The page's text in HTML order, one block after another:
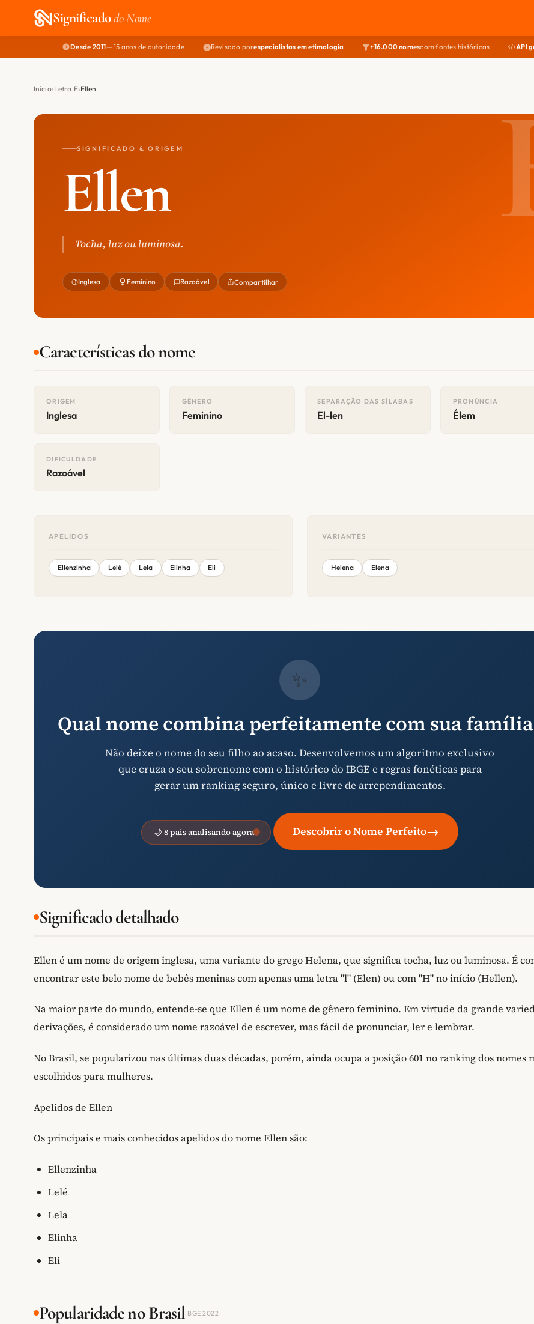
Significadodo Nome
Desde 2011— 15 anos de autoridade Revisado porespecialistas em etimologia +16.000 nomescom fontes históricas API
Início Letra E Ellen
SIGNIFICADO & ORIGEM
Ellen
Tocha, luz ou luminosa.
Inglesa Feminino Razoável Compartilhar
Características do nome
ORIGEM
Inglesa
GÊNERO
Feminino
SEPARAÇÃO DAS SÍLABAS
El-len
PRONÚNCIA
Élem
DIFICULDADE
Razoável
APELIDOS
Ellenzinha Lelé Lela Elinha Eli
VARIANTES
Helena Elena
✨
Qual nome combina perfeitamente com sua
Não deixe o nome do seu filho ao acaso. Desenvolvemos um algoritmo exclusivo
que cruza o seu sobrenome com o histórico do IBGE e regras fonéticas para
gerar um ranking seguro, único e livre de arrependimentos.
🌙 8 pais analisando agora Descobrir o Nome Perfeito→
Significado detalhado
Ellen é um nome de origem inglesa, uma variante do grego Helena, que significa tocha, luz ou luminosa. É
encontrar este belo nome de bebês meninas com apenas uma letra "l" (Elen) ou com "H" no início (Hellen).
Na maior parte do mundo, entende-se que Ellen é um nome de gênero feminino. Em virtude da grande
derivações, é considerado um nome razoável de escrever, mas fácil de pronunciar, ler e lembrar.
No Brasil, se popularizou nas últimas duas décadas, porém, ainda ocupa a posição 601 no ranking dos nomes
escolhidos para mulheres.
Apelidos de Ellen
Os principais e mais conhecidos apelidos do nome Ellen são:
Ellenzinha
Lelé
Lela
Elinha
Eli
Popularidade no BrasilIBGE 2022